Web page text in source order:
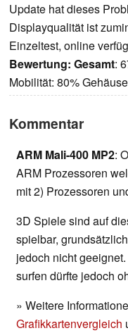
Update hat dieses
Displayqualität ist
Einzeltest, online
Bewertung: Gesamt:
Mobilität: 80%
Kommentar
ARM Mali-400 MP2:
ARM Prozessoren
mit 2) Prozessoren
3D Spiele sind auf
spielbar,
jedoch nicht
surfen dürfte jedoch
» Weitere
Grafikkartenvergleich